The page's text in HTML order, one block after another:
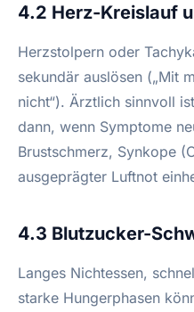
4.2 Herz-Kreislauf
Herzstolpern oder
sekundär auslösen („Mit
nicht“). Ärztlich sinnvoll
dann, wenn Symptome
Brustschmerz, Synkope
ausgeprägter Luftnot
4.3 Blutzucker-
Langes Nichtessen,
starke Hungerphasen